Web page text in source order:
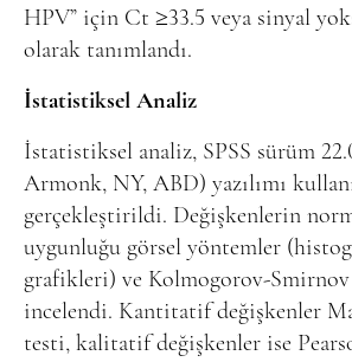
HPV” için Ct ≥33.5 veya sinyal
olarak tanımlandı.
İstatistiksel Analiz
İstatistiksel analiz, SPSS sürüm
Armonk, NY, ABD) yazılımı
gerçekleştirildi. Değişkenlerin
uygunluğu görsel yöntemler
grafikleri) ve Kolmogorov-
incelendi. Kantitatif değişkenler
testi, kalitatif değişkenler ise